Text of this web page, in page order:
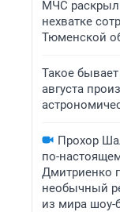
МЧС
нехватке
Тюменской
Такое
августа
Прохор
по-
Дмитриенко
необычный
из мира шоу-